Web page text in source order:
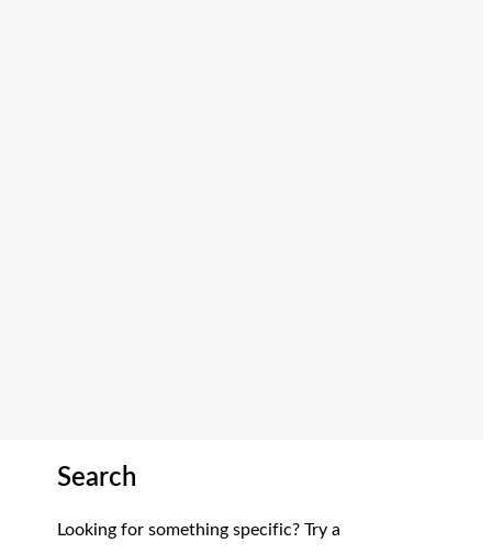
Search
Looking for something specific? Try a